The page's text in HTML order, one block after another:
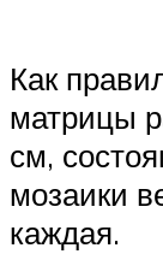
Как
матрицы
см,
мозаики
каждая.